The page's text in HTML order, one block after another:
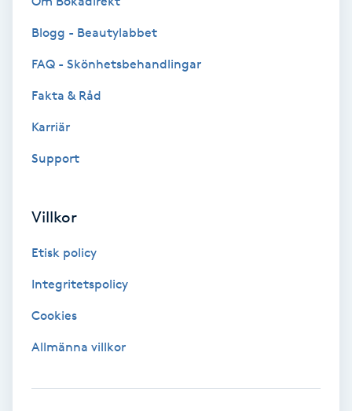
Fransförlängning Megavolym
Fransk manikyr
Fransrengöring
Frekvensterapi
Friskvård
Frisör
Funktionsanalys
Blogg - Beautylabbet
FAQ - Skönhetsbehandlingar
Fakta & Råd
Karriär
Support
Villkor
Etisk policy
Integritetspolicy
Cookies
Allmänna villkor